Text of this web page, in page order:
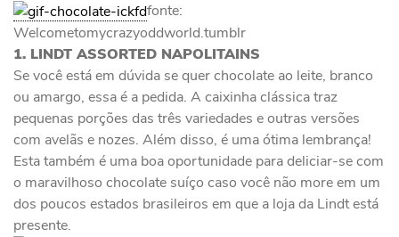
fonte:
Welcometomycrazyoddworld.tumblr
1. LINDT ASSORTED NAPOLITAINS
Se você está em dúvida se quer chocolate ao leite, branco
ou amargo, essa é a pedida. A caixinha clássica traz
pequenas porções das três variedades e outras versões
com avelãs e nozes. Além disso, é uma ótima lembrança!
Esta também é uma boa oportunidade para deliciar-se com
o maravilhoso chocolate suíço caso você não more em um
dos poucos estados brasileiros em que a loja da Lindt está
presente.